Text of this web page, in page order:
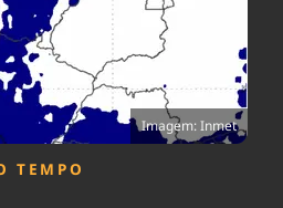
Imagem: Inmet
TEMPO